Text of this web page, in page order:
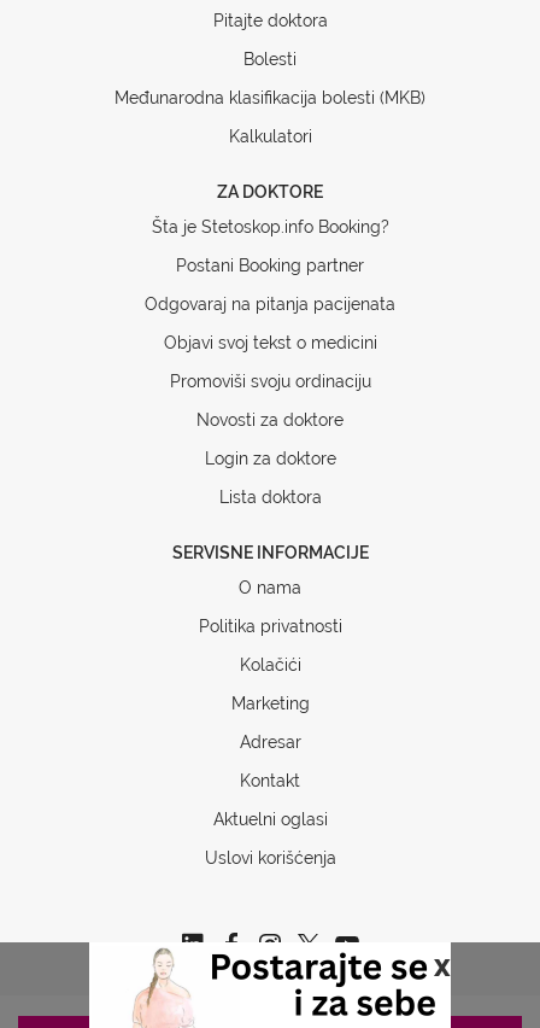
x
Pitajte doktora
Bolesti
Međunarodna klasifikacija bolesti (MKB)
Kalkulatori
ZA DOKTORE
Šta je Stetoskop.info Booking?
Postani Booking partner
Odgovaraj na pitanja pacijenata
Objavi svoj tekst o medicini
Promoviši svoju ordinaciju
Novosti za doktore
Login za doktore
Lista doktora
SERVISNE INFORMACIJE
O nama
Politika privatnosti
Kolačići
Marketing
Adresar
Kontakt
Aktuelni oglasi
Uslovi korišćenja